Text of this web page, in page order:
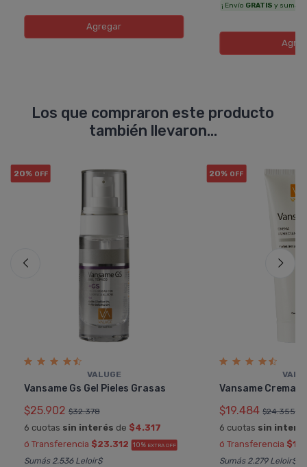
Agregar
¡ Envío GRATIS y sumás
Los que compraron este producto
también llevaron...
20% OFF
VALUGE
Vansame Gs Gel Pieles Grasas
$25.902 $32.378
6 cuotas sin interés de $4.317
ó Transferencia $23.312 10% EXTRA OFF
Sumás 2.536 Leloir$
20% OFF
Vansame Crema
$19.484 $24.355
6 cuotas sin
ó Transferencia
Sumás 2.279 Leloir$